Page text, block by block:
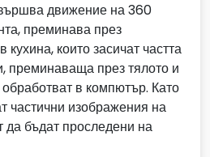
движение на 360
преминава през
кухина, които засичат частта
преминаваща през тялото и
в компютър. Като
частични изображения на
да бъдат проследени на